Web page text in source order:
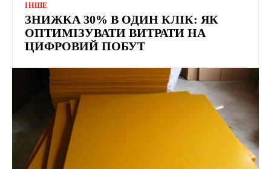
ІНШЕ
ЗНИЖКА 30% В ОДИН КЛІК: ЯК
ОПТИМІЗУВАТИ ВИТРАТИ НА
ЦИФРОВИЙ ПОБУТ